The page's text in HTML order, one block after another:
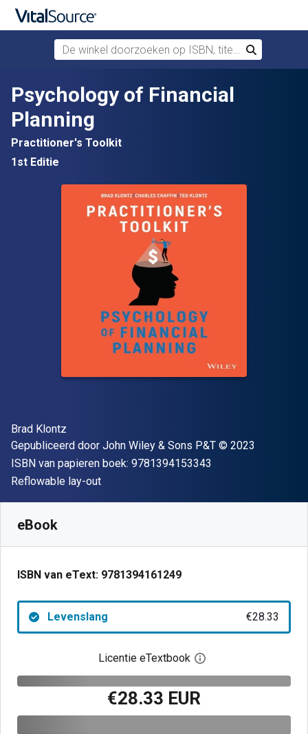
Verdergaan naar belangrijkste inhoud
De winkel doorzoeken op ISBN, titel of auteur
Zoek
Psychology of Financial
Planning
Practitioner's Toolkit
1st Editie
Auteur(s)
Brad Klontz
Uitgever
Gepubliceerd door John Wiley & Sons P&T Copyright
© 2023
ISBN van papieren boek: 9781394153343
Indeling
Reflowable lay-out
eBook
ISBN van eText: 9781394161249
Levenslang €28.33
Licentie eTextbook Open het
€28.33 EUR